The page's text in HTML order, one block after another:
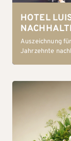
HOTEL
Auszeichnung
Jahrzehnte